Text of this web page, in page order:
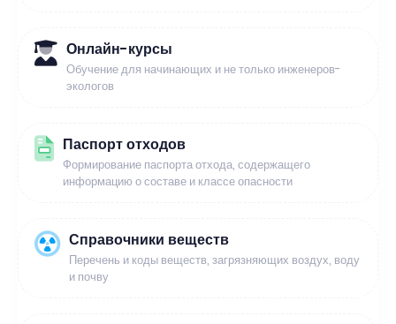
Онлайн-курсы
Обучение для начинающих и не только инженеров-
экологов
Паспорт отходов
Формирование паспорта отхода, содержащего
информацию о составе и классе опасности
Справочники веществ
Перечень и коды веществ, загрязняющих воздух, воду
и почву